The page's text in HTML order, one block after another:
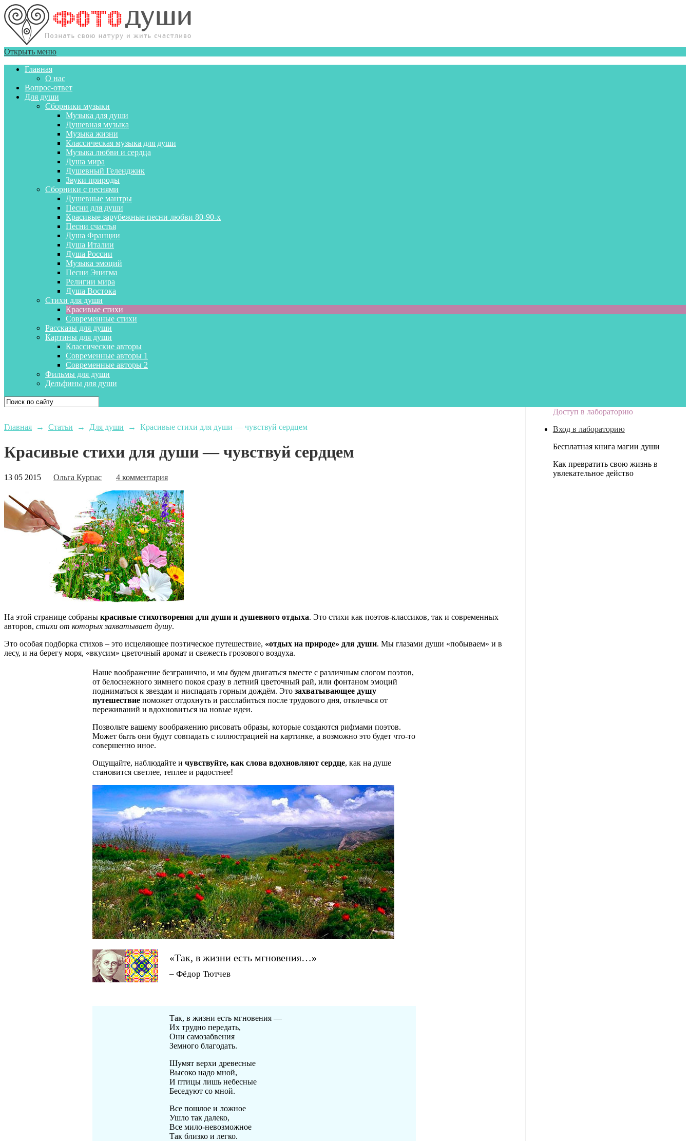
Открыть меню
Главная
О нас
Вопрос-ответ
Для души
Сборники музыки
Музыка для души
Душевная музыка
Музыка жизни
Классическая музыка для души
Музыка любви и сердца
Душа мира
Душевный Геленджик
Звуки природы
Сборники с песнями
Душевные мантры
Песни для души
Красивые зарубежные песни любви 80-90-х
Песни счастья
Душа Франции
Душа Италии
Душа России
Музыка эмоций
Песни Энигма
Религии мира
Душа Востока
Стихи для души
Красивые стихи
Современные стихи
Рассказы для души
Картины для души
Классические авторы
Современные авторы 1
Современные авторы 2
Фильмы для души
Дельфины для души
Главная → Статьи → Для души → Красивые стихи для души — чувствуй сердцем
Красивые стихи для души — чувствуй сердцем
13 05 2015 Ольга Курпас 4 комментария
На этой странице собраны красивые стихотворения для души и душевного отдыха. Это стихи как поэтов-классиков, так и современных
авторов, стихи от которых захватывает душу.
Это особая подборка стихов – это исцеляющее поэтическое путешествие, «отдых на природе» для души. Мы глазами души «побываем» и в
лесу, и на берегу моря, «вкусим» цветочный аромат и свежесть грозового воздуха.
Наше воображение безгранично, и мы будем двигаться вместе с различным слогом поэтов,
от белоснежного зимнего покоя сразу в летний цветочный рай, или фонтаном эмоций
подниматься к звездам и ниспадать горным дождём. Этозахватывающее душу
путешествие поможет отдохнуть и расслабиться после трудового дня, отвлечься от
переживаний и вдохновиться на новые идеи.
Позвольте вашему воображению рисовать образы, которые создаются рифмами поэтов.
Может быть они будут совпадать с иллюстрацией на картинке, а возможно это будет что-то
совершенно иное.
Ощущайте, наблюдайте ичувствуйте, как слова вдохновляют сердце, как на душе
становится светлее, теплее и радостнее!
«Так, в жизни есть мгновения…»
– Фёдор Тютчев
Так, в жизни есть мгновения —
Их трудно передать,
Они самозабвения
Земного благодать.
Шумят верхи древесные
Высоко надо мной,
И птицы лишь небесные
Беседуют со мной.
Все пошлое и ложное
Ушло так далеко,
Все мило-невозможное
Так близко и легко.
Доступ в лабораторию
Вход в лабораторию
Бесплатная книга магии души
Как превратить свою жизнь в
увлекательное действо